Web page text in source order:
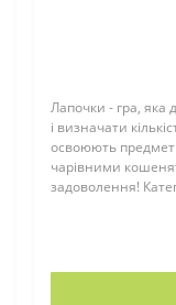
Лапочки - гра, яка
і визначати
освоюють
чарівними
задоволення!